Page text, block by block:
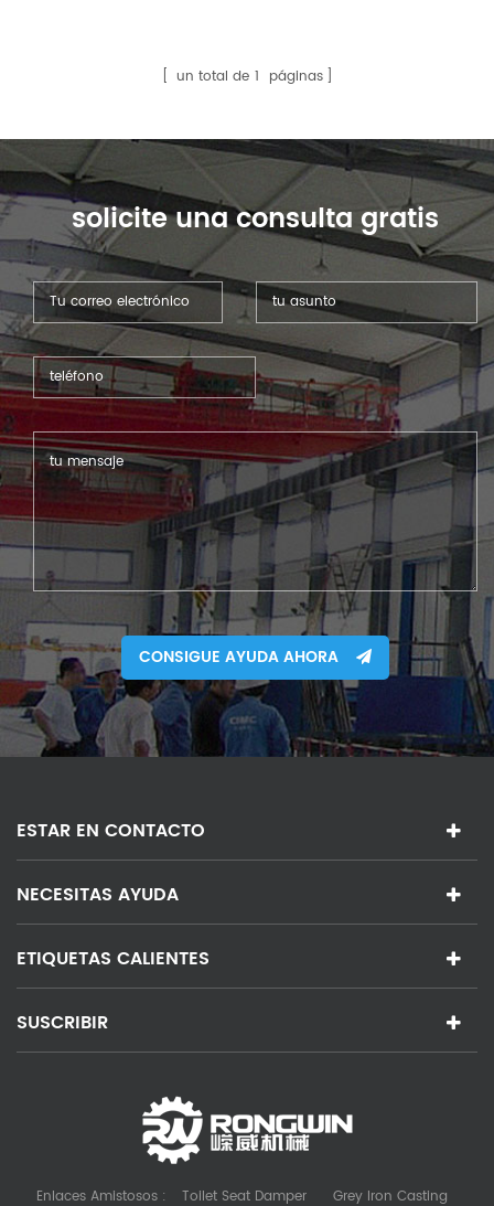
abrazaderas hidráulicas.
utilizadas. Apto para todo
tipo de dobladoras
hidráulicas.
también podemos
un total de 1 páginas
solicite una consulta gratis
CONSIGUE AYUDA AHORA
ESTAR EN CONTACTO
NECESITAS AYUDA
ETIQUETAS CALIENTES
SUSCRIBIR
Enlaces Amistosos : Toilet Seat Damper Grey Iron Casting